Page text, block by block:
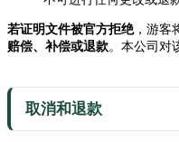
若证明文件被官方拒绝，游客
赔偿、补偿或退款。本公司对
取消和退款